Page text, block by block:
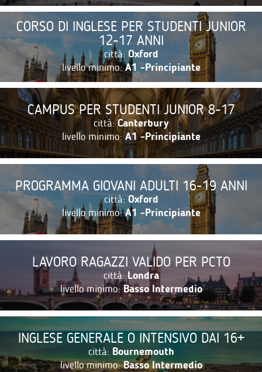
CORSO DI INGLESE PER STUDENTI JUNIOR
12-17 ANNI
città: Oxford
livello minimo:A1 -Principiante
CAMPUS PER STUDENTI JUNIOR 8-17
città:Canterbury
livello minimo:A1 -Principiante
PROGRAMMA GIOVANI ADULTI 16-19 ANNI
città:Oxford
livello minimo:A1 -Principiante
LAVORO RAGAZZI VALIDO PER PCTO
città: Londra
livello minimo:Basso Intermedio
INGLESE GENERALE O INTENSIVO DAI 16+
città: Bournemouth
livello minimo:Basso Intermedio